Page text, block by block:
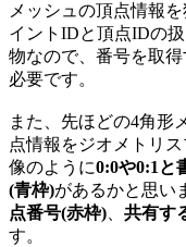
メッシュの頂点情報
イントIDと頂点IDの
物なので、番号を取
必要です。
また、先ほどの4角形
点情報をジオメトリ
像のように0:0や0:1と
(青枠)があるかと思い
点番号(赤枠)
共有す
す。